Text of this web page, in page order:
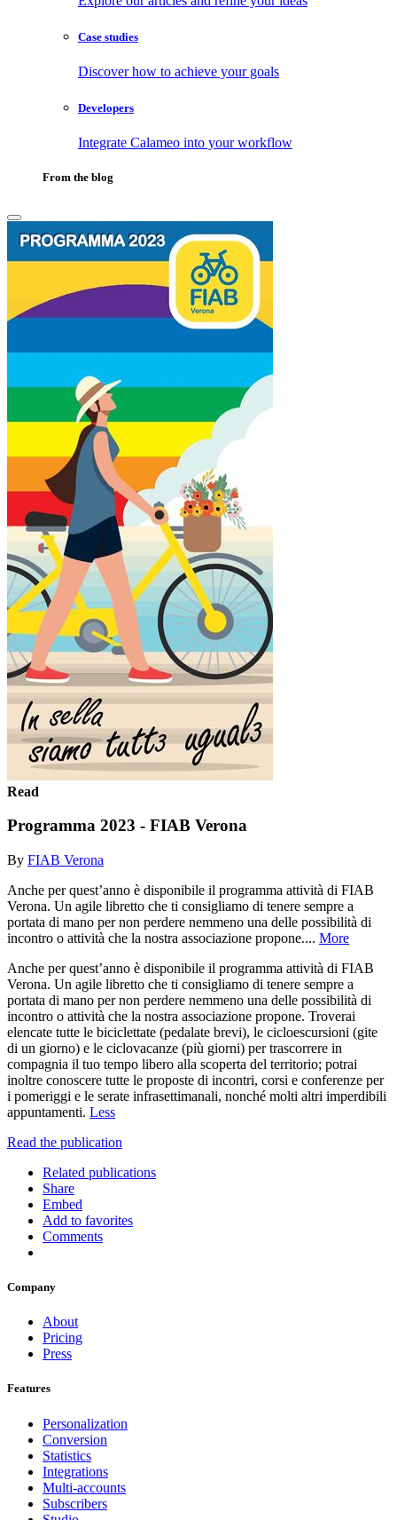
Case studies
Discover how to achieve your goals
Developers
Integrate Calameo into your workflow
From the blog
Read
Programma 2023 - FIAB Verona
By FIAB Verona
Anche per quest’anno è disponibile il programma attività di FIAB
Verona. Un agile libretto che ti consigliamo di tenere sempre a
portata di mano per non perdere nemmeno una delle possibilità di
incontro o attività che la nostra associazione propone.... More
Anche per quest’anno è disponibile il programma attività di FIAB
Verona. Un agile libretto che ti consigliamo di tenere sempre a
portata di mano per non perdere nemmeno una delle possibilità di
incontro o attività che la nostra associazione propone. Troverai
elencate tutte le biciclettate (pedalate brevi), le cicloescursioni (gite
di un giorno) e le ciclovacanze (più giorni) per trascorrere in
compagnia il tuo tempo libero alla scoperta del territorio; potrai
inoltre conoscere tutte le proposte di incontri, corsi e conferenze per
i pomeriggi e le serate infrasettimanali, nonché molti altri imperdibili
appuntamenti. Less
Read the publication
Related publications
Share
Embed
Add to favorites
Comments
Company
About
Pricing
Press
Features
Personalization
Conversion
Statistics
Integrations
Multi-accounts
Subscribers